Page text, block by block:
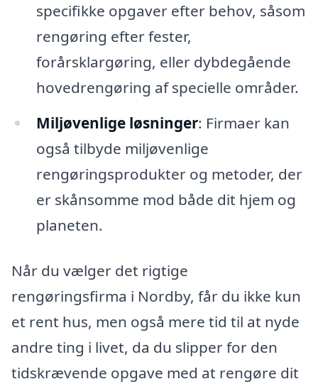
specifikke opgaver efter behov, såsom
rengøring efter fester,
forårsklargøring, eller dybdegående
hovedrengøring af specielle områder.
Miljøvenlige løsninger: Firmaer kan
også tilbyde miljøvenlige
rengøringsprodukter og metoder, der
er skånsomme mod både dit hjem og
planeten.
Når du vælger det rigtige
rengøringsfirma i Nordby, får du ikke kun
et rent hus, men også mere tid til at nyde
andre ting i livet, da du slipper for den
tidskrævende opgave med at rengøre dit